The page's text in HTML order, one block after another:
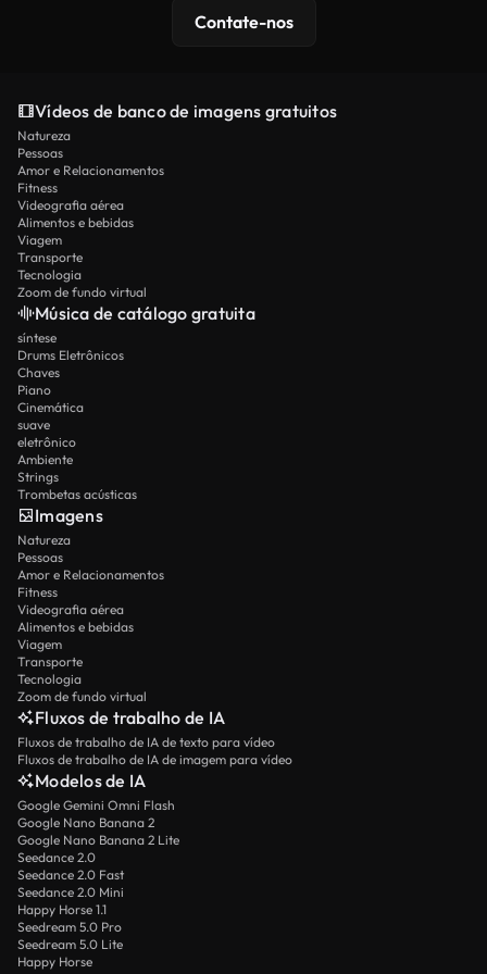
Contate-nos
Vídeos de banco de imagens gratuitos
Natureza
Pessoas
Amor e Relacionamentos
Fitness
Videografia aérea
Alimentos e bebidas
Viagem
Transporte
Tecnologia
Zoom de fundo virtual
Música de catálogo gratuita
síntese
Drums Eletrônicos
Chaves
Piano
Cinemática
suave
eletrônico
Ambiente
Strings
Trombetas acústicas
Imagens
Natureza
Pessoas
Amor e Relacionamentos
Fitness
Videografia aérea
Alimentos e bebidas
Viagem
Transporte
Tecnologia
Zoom de fundo virtual
Fluxos de trabalho de IA
Fluxos de trabalho de IA de texto para vídeo
Fluxos de trabalho de IA de imagem para vídeo
Modelos de IA
Google Gemini Omni Flash
Google Nano Banana 2
Google Nano Banana 2 Lite
Seedance 2.0
Seedance 2.0 Fast
Seedance 2.0 Mini
Happy Horse 1.1
Seedream 5.0 Pro
Seedream 5.0 Lite
Happy Horse